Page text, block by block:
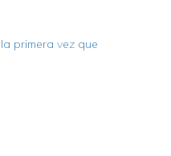
primera vez que